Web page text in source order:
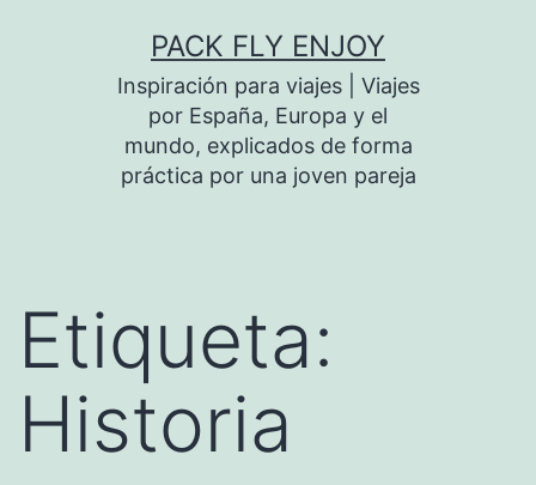
PACK FLY ENJOY
Inspiración para viajes | Viajes
por España, Europa y el
mundo, explicados de forma
práctica por una joven pareja
Etiqueta:
Historia